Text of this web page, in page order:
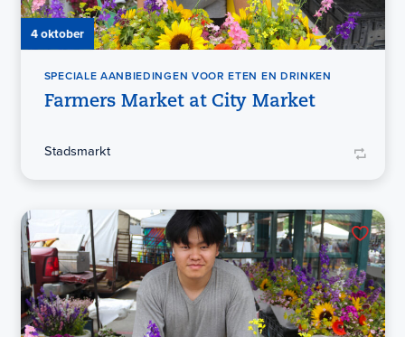
4 oktober
SPECIALE AANBIEDINGEN VOOR ETEN EN DRINKEN
Farmers Market at City Market
Stadsmarkt